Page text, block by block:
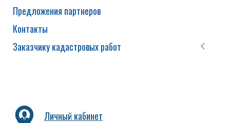
Предложения партнеров
Контакты
Заказчику кадастровых работ
Личный кабинет